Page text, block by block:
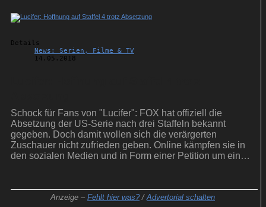
Details
News: Serien, Filme & TV
14.05.2018
Schock für Fans von "Lucifer": FOX hat offiziell die
Absetzung der US-Serie nach drei Staffeln bekannt
gegeben. Doch damit wollen sich die verärgerten
Zuschauer nicht zufrieden geben. Online kämpfen sie in
den sozialen Medien und in Form einer Petition um eine
Anzeige – Fehlt hier was? /Advertorial schalten